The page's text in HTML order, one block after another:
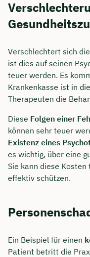
Verschlechtert sich die
ist dies auf seinen
teuer werden. Es
Krankenkasse ist in
Therapeuten die
Diese Folgen einer
können sehr teuer
Existenz eines
es wichtig, über eine
Sie kann diese
effektiv schützen.
Ein Beispiel für einen
Patient betritt die